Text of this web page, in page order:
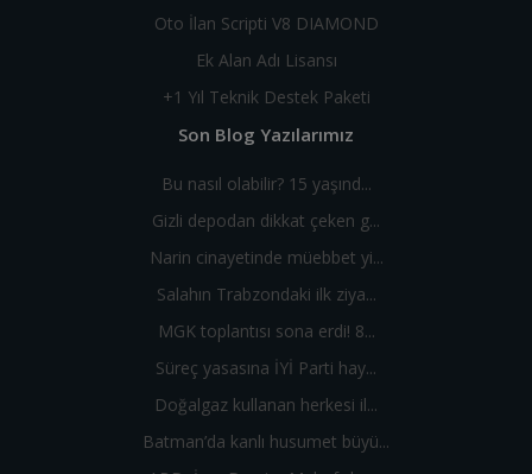
Oto İlan Scripti V8 DIAMOND
Ek Alan Adı Lisansı
+1 Yıl Teknik Destek Paketi
Son Blog Yazılarımız
Bu nasıl olabilir? 15 yaşınd...
Gizli depodan dikkat çeken g...
Narin cinayetinde müebbet yi...
Salahın Trabzondaki ilk ziya...
MGK toplantısı sona erdi! 8...
Süreç yasasına İYİ Parti hay...
Doğalgaz kullanan herkesi il...
Batman’da kanlı husumet büyü...